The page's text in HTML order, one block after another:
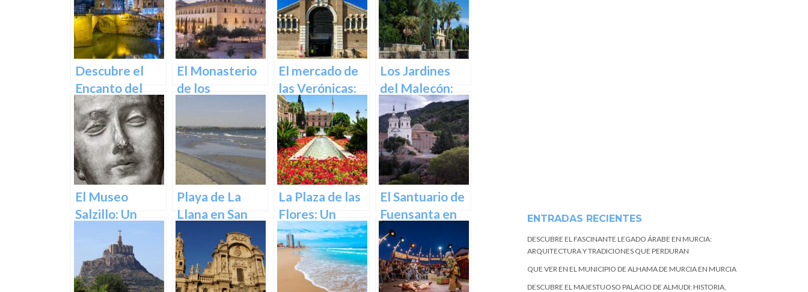
Descubre el
Encanto del
Puente de los
Peligros en
Murcia: Un
Icono Histórico
y Cultural en el
Corazón de la
Ciudad
El Monasterio
de los
Murcia: Un
tesoro
arquitectónico
y espiritual en
el corazón de la
ciudad
El mercado de
las Verónicas:
descubre el
mercado más
emblemático
de Murcia
Los Jardines
del Malecón:
Un Oasis en la
Ciudad.
El Museo
Salzillo: Un
Tesoro de la
Escultura
Barroca en
España en
Playa de La
Llana en San
Pedro del
Pinatar
La Plaza de las
Flores: Un
Rincón de Color
en la Ciudad de
Murcia
El Santuario de
Fuensanta en
Murcia: Un
Lugar de
Devoción y
Belleza Natural
ENTRADAS RECIENTES
DESCUBRE EL FASCINANTE LEGADO ÁRABE EN MURCIA:
ARQUITECTURA Y TRADICIONES QUE PERDURAN
QUE VER EN EL MUNICIPIO DE ALHAMA DE MURCIA EN MURCIA
DESCUBRE EL MAJESTUOSO PALACIO DE ALMUDI: HISTORIA,